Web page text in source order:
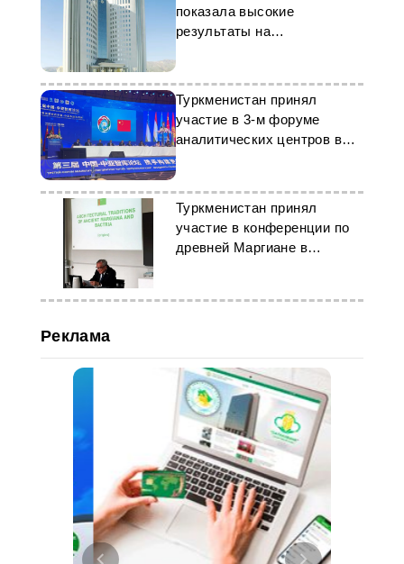
показала высокие
результаты на
Туркменистан принял
участие в 3-м форуме
аналитических центров в
Китае
Туркменистан принял
участие в конференции по
древней Маргиане в
Реклама